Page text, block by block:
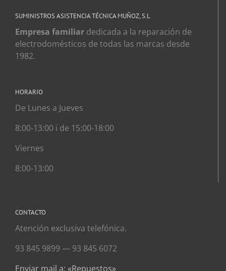
SUMINISTROS ASISTENCIA TÉCNICA MUÑOZ, S.L
Empresa familiar dedicada a la reparación de
electrodomésticos de todas las marcas desde
1982.
HORARIO
De Lunes a Jueves
8:00-13:00 i de 15:00-18:00
Viernes
8:00-13:00
CONTACTO
Atención exclusiva telefónica.
93 845 9899 — 93 845 6072
Enviar mail a: «Repuestos»